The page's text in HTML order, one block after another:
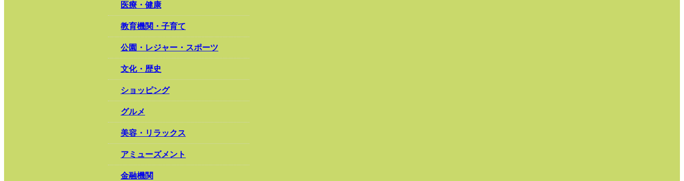
医療・健康
教育機関・子育て
公園・レジャー・スポーツ
文化・歴史
ショッピング
グルメ
美容・リラックス
アミューズメント
金融機関